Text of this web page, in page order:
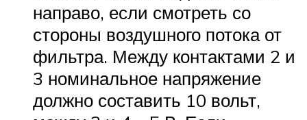
направо, если смотреть со
стороны воздушного потока от
фильтра. Между контактами 2 и
3 номинальное напряжение
должно составить 10 вольт,